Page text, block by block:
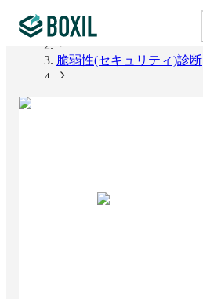
カテゴリから探す
BOXILの使い方ガイド
BOXIL
脆弱性(セキュリティ)診断